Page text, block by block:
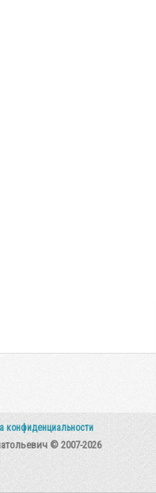
конфиденциальности
© 2007-2026